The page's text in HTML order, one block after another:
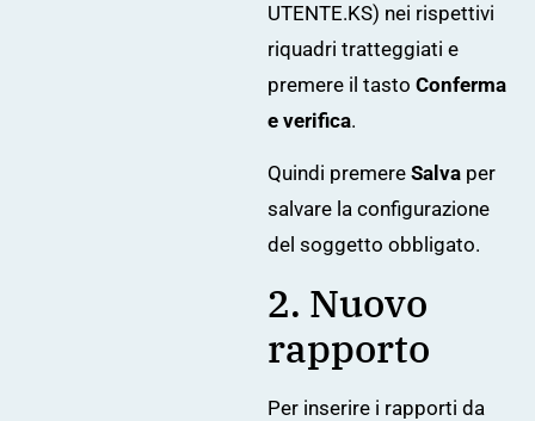
UTENTE.KS) nei rispettivi
riquadri tratteggiati e
premere il tasto Conferma
e verifica.
Quindi premere Salva per
salvare la configurazione
del soggetto obbligato.
2. Nuovo
rapporto
Per inserire i rapporti da